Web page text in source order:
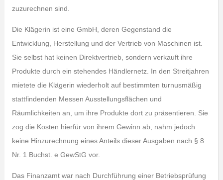
zuzurechnen sind.
Die Klägerin ist eine GmbH, deren Gegenstand die
Entwicklung, Herstellung und der Vertrieb von Maschinen ist.
Sie selbst hat keinen Direktvertrieb, sondern verkauft ihre
Produkte durch ein stehendes Händlernetz. In den Streitjahren
mietete die Klägerin wiederholt auf bestimmten turnusmäßig
stattfindenden Messen Ausstellungsflächen und
Räumlichkeiten an, um ihre Produkte dort zu präsentieren. Sie
zog die Kosten hierfür von ihrem Gewinn ab, nahm jedoch
keine Hinzurechnung eines Anteils dieser Ausgaben nach § 8
Nr. 1 Buchst. e GewStG vor.
Das Finanzamt war nach Durchführung einer Betriebsprüfung